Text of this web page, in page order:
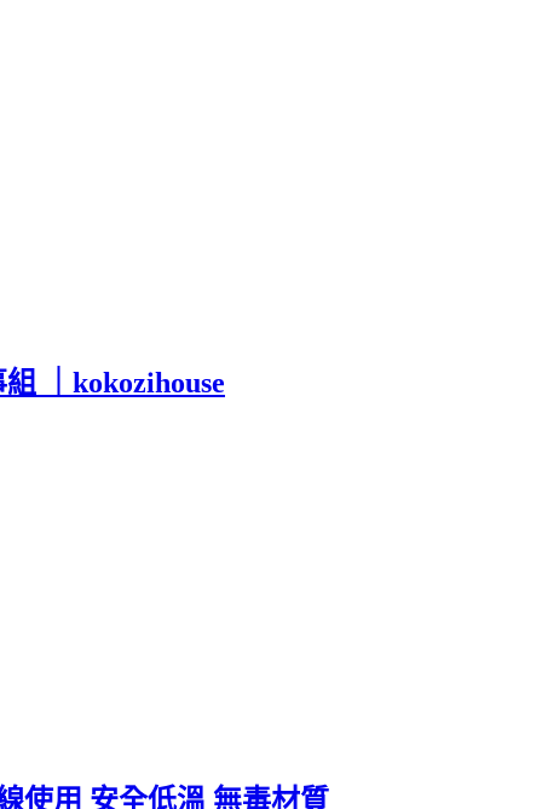
｜kokozihouse
使用 安全低溫 無毒材質